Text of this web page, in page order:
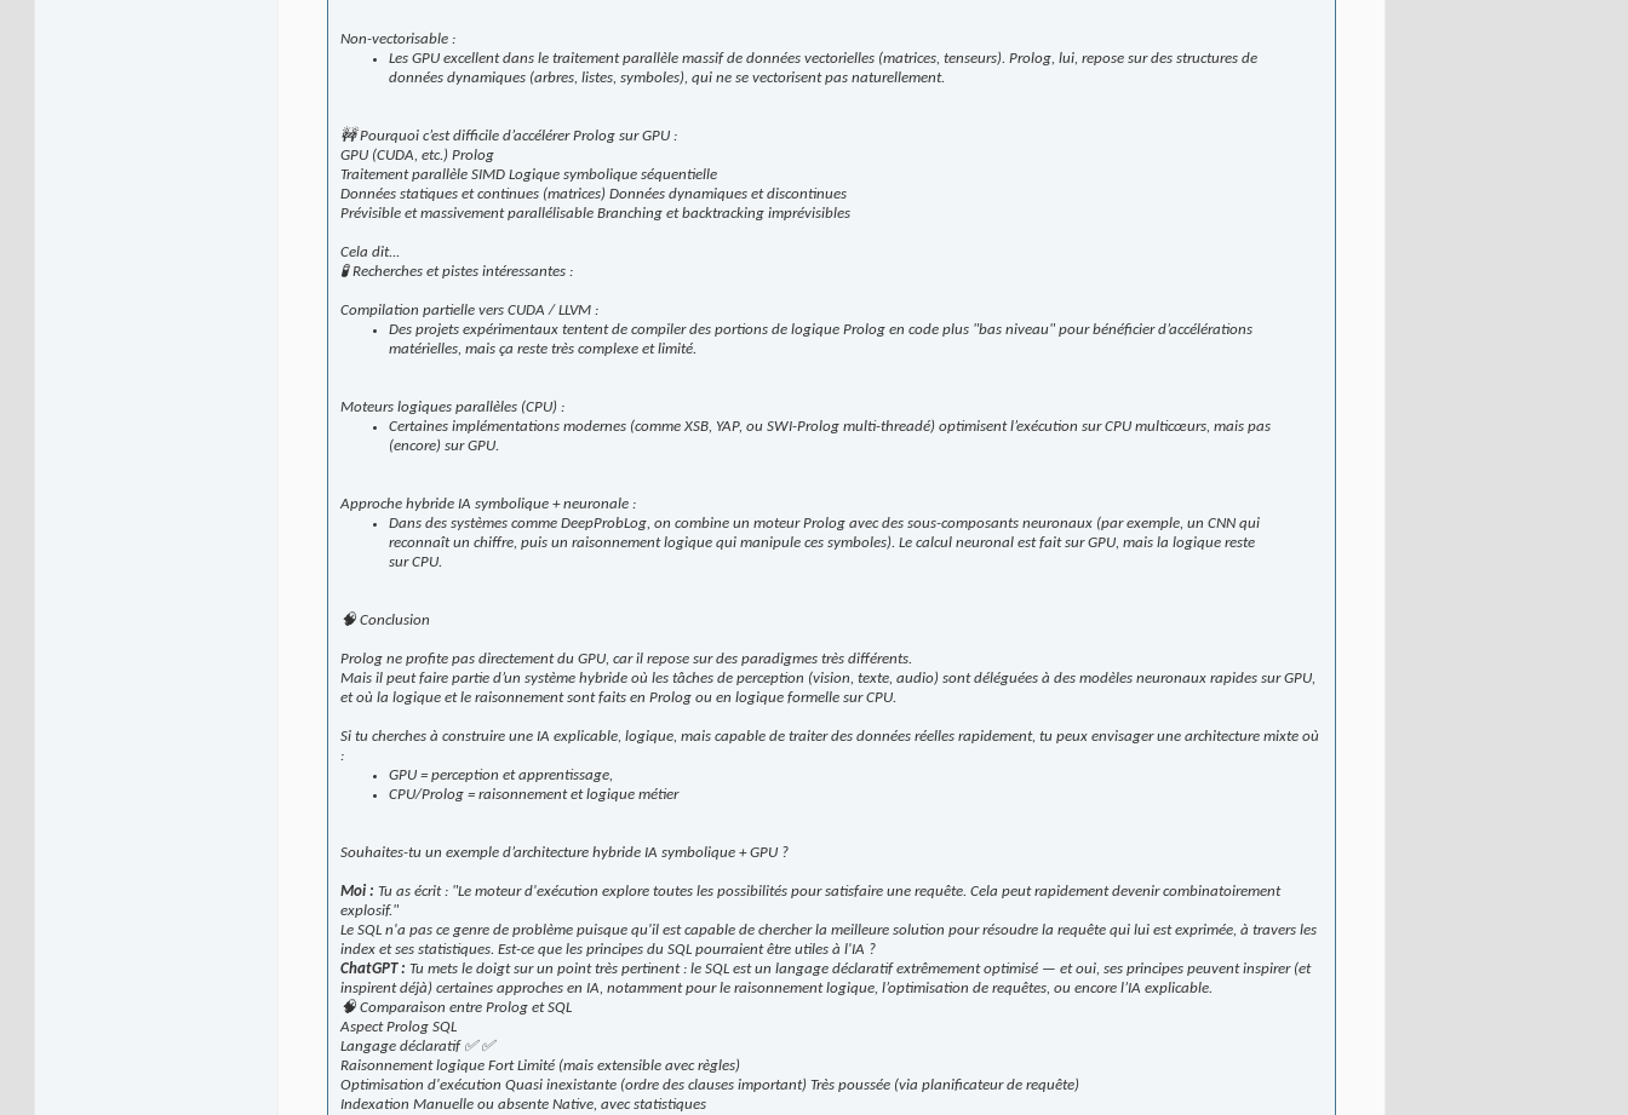
Non-vectorisable :
Les GPU excellent dans le traitement parallèle massif de données vectorielles (matrices, tenseurs). Prolog, lui, repose sur des structures de
données dynamiques (arbres, listes, symboles), qui ne se vectorisent pas naturellement.
🚧 Pourquoi c’est difficile d’accélérer Prolog sur GPU :
GPU (CUDA, etc.) Prolog
Traitement parallèle SIMD Logique symbolique séquentielle
Données statiques et continues (matrices) Données dynamiques et discontinues
Prévisible et massivement parallélisable Branching et backtracking imprévisibles
Cela dit...
🧪 Recherches et pistes intéressantes :
Compilation partielle vers CUDA / LLVM :
Des projets expérimentaux tentent de compiler des portions de logique Prolog en code plus "bas niveau" pour bénéficier d’accélérations
matérielles, mais ça reste très complexe et limité.
Moteurs logiques parallèles (CPU) :
Certaines implémentations modernes (comme XSB, YAP, ou SWI-Prolog multi-threadé) optimisent l’exécution sur CPU multicœurs, mais pas
(encore) sur GPU.
Approche hybride IA symbolique + neuronale :
Dans des systèmes comme DeepProbLog, on combine un moteur Prolog avec des sous-composants neuronaux (par exemple, un CNN qui
reconnaît un chiffre, puis un raisonnement logique qui manipule ces symboles). Le calcul neuronal est fait sur GPU, mais la logique reste
sur CPU.
🧠 Conclusion
Prolog ne profite pas directement du GPU, car il repose sur des paradigmes très différents.
Mais il peut faire partie d’un système hybride où les tâches de perception (vision, texte, audio) sont déléguées à des modèles neuronaux rapides sur GPU,
et où la logique et le raisonnement sont faits en Prolog ou en logique formelle sur CPU.
Si tu cherches à construire une IA explicable, logique, mais capable de traiter des données réelles rapidement, tu peux envisager une architecture mixte où
:
GPU = perception et apprentissage,
CPU/Prolog = raisonnement et logique métier
Souhaites-tu un exemple d’architecture hybride IA symbolique + GPU ?
Moi : Tu as écrit : "Le moteur d'exécution explore toutes les possibilités pour satisfaire une requête. Cela peut rapidement devenir combinatoirement
explosif."
Le SQL n'a pas ce genre de problème puisque qu'il est capable de chercher la meilleure solution pour résoudre la requête qui lui est exprimée, à travers les
index et ses statistiques. Est-ce que les principes du SQL pourraient être utiles à l'IA ?
ChatGPT : Tu mets le doigt sur un point très pertinent : le SQL est un langage déclaratif extrêmement optimisé — et oui, ses principes peuvent inspirer (et
inspirent déjà) certaines approches en IA, notamment pour le raisonnement logique, l’optimisation de requêtes, ou encore l’IA explicable.
🧠 Comparaison entre Prolog et SQL
Aspect Prolog SQL
Langage déclaratif ✅ ✅
Raisonnement logique Fort Limité (mais extensible avec règles)
Optimisation d'exécution Quasi inexistante (ordre des clauses important) Très poussée (via planificateur de requête)
Indexation Manuelle ou absente Native, avec statistiques